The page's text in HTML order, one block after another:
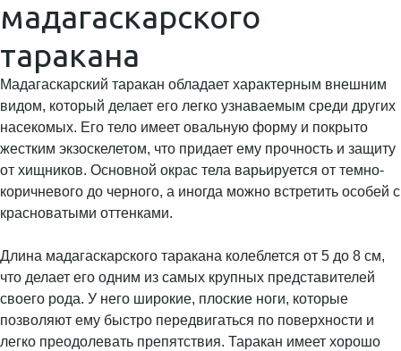
мадагаскарского
таракана
Мадагаскарский таракан обладает характерным внешним
видом, который делает его легко узнаваемым среди других
насекомых. Его тело имеет овальную форму и покрыто
жестким экзоскелетом, что придает ему прочность и защиту
от хищников. Основной окрас тела варьируется от темно-
коричневого до черного, а иногда можно встретить особей с
красноватыми оттенками.
Длина мадагаскарского таракана колеблется от 5 до 8 см,
что делает его одним из самых крупных представителей
своего рода. У него широкие, плоские ноги, которые
позволяют ему быстро передвигаться по поверхности и
легко преодолевать препятствия. Таракан имеет хорошо